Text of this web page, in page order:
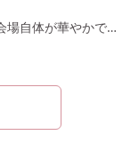
自体が華やかで凝
い方にはおすすめ